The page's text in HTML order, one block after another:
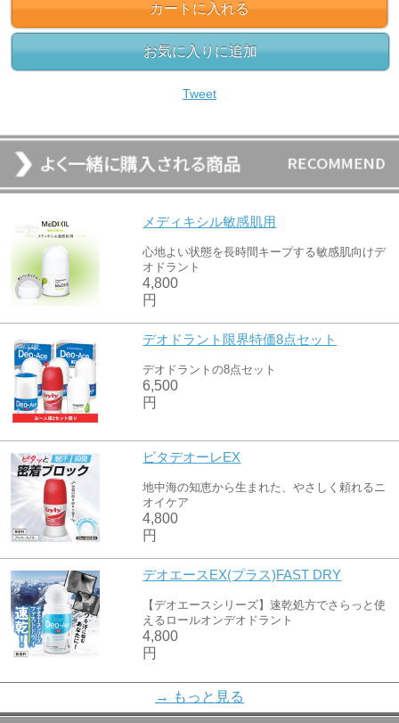
カートに入れる
お気に入りに追加
Tweet
メディキシル敏感肌用
心地よい状態を長時間キープする敏感肌向けデ
オドラント
4,800
円
デオドラント限界特価8点セット
デオドラントの8点セット
6,500
円
ピタデオーレEX
地中海の知恵から生まれた、やさしく頼れるニ
オイケア
4,800
円
デオエースEX(プラス)FAST DRY
【デオエースシリーズ】速乾処方でさらっと使
えるロールオンデオドラント
4,800
円
WかたつむりEXエッセンスパック(5枚セ
ット)
→ もっと見る